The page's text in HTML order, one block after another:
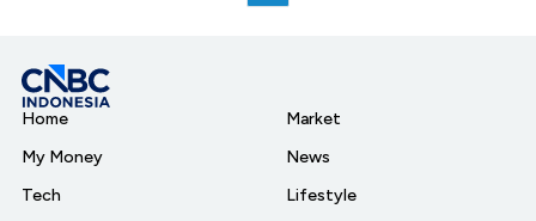
Home
My Money
Tech
Market
News
Lifestyle